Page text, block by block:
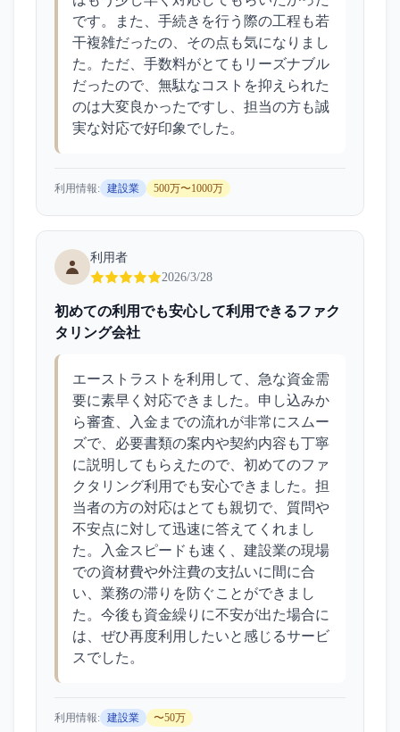
です。また、手続きを行う際の工程も若
干複雑だったの、その点も気になりまし
た。ただ、手数料がとてもリーズナブル
だったので、無駄なコストを抑えられた
のは大変良かったですし、担当の方も誠
実な対応で好印象でした。
利用情報: 建設業 500万〜1000万
利用者
2026/3/28
初めての利用でも安心して利用できるファク
タリング会社
エーストラストを利用して、急な資金需
要に素早く対応できました。申し込みか
ら審査、入金までの流れが非常にスムー
ズで、必要書類の案内や契約内容も丁寧
に説明してもらえたので、初めてのファ
クタリング利用でも安心できました。担
当者の方の対応はとても親切で、質問や
不安点に対して迅速に答えてくれまし
た。入金スピードも速く、建設業の現場
での資材費や外注費の支払いに間に合
い、業務の滞りを防ぐことができまし
た。今後も資金繰りに不安が出た場合に
は、ぜひ再度利用したいと感じるサービ
スでした。
利用情報: 建設業 〜50万